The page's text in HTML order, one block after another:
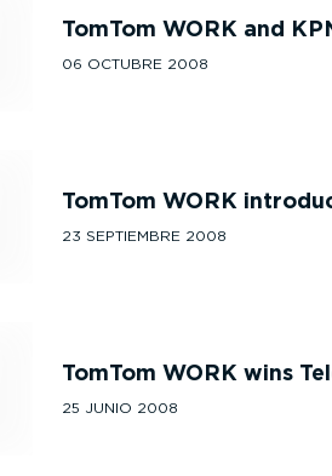
TomTom WORK and
06 OCTUBRE 2008
TomTom WORK
23 SEPTIEMBRE 2008
TomTom WORK wins
25 JUNIO 2008